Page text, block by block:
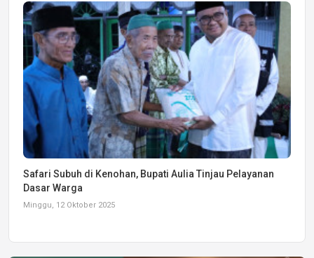
Safari Subuh di Kenohan, Bupati Aulia Tinjau Pelayanan
Dasar Warga
Minggu, 12 Oktober 2025